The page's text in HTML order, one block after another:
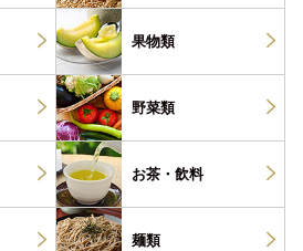
果物類
野菜類
お茶・ 飲料
麺類